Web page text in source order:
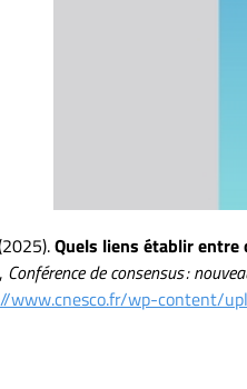
Quels liens établir entre
Conférence de consensus :
www.cnesco.fr/wp-content/